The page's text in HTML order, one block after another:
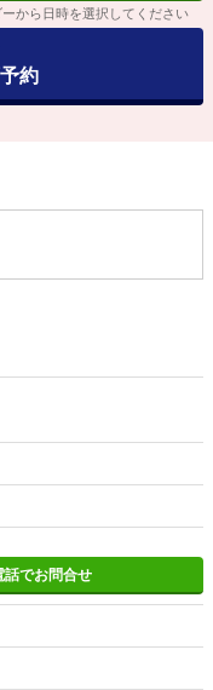
から日時を選択してください
約
話でお問合せ